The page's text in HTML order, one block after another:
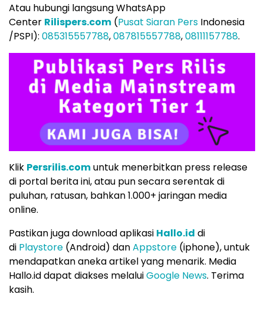
Atau hubungi langsung WhatsApp
Center Rilispers.com (Pusat Siaran Pers Indonesia
/PSPI): 085315557788,087815557788,08111157788.
Klik Persrilis.comuntuk menerbitkan press release
di portal berita ini, atau pun secara serentak di
puluhan, ratusan, bahkan 1.000+ jaringan media
online.
Pastikan juga download aplikasi Hallo.id di
di Playstore (Android) danAppstore (iphone), untuk
mendapatkan aneka artikel yang menarik. Media
Hallo.id dapat diakses melaluiGoogle News. Terima
kasih.